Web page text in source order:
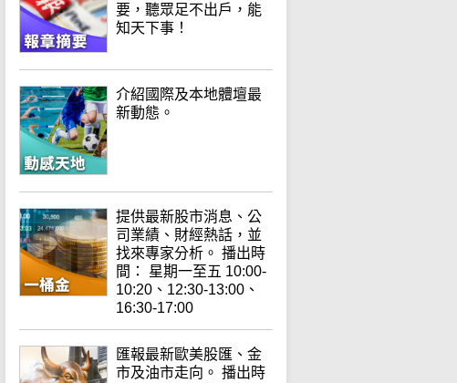
要，聽眾足不出戶，能
知天下事！
介紹國際及本地體壇最
新動態。
提供最新股市消息、公
司業績、財經熱話，並
找來專家分析。 播出時
間： 星期一至五 10:00-
10:20、12:30-13:00、
16:30-17:00
匯報最新歐美股匯、金
市及油市走向。 播出時